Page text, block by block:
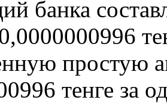
банка
простую
тенге за